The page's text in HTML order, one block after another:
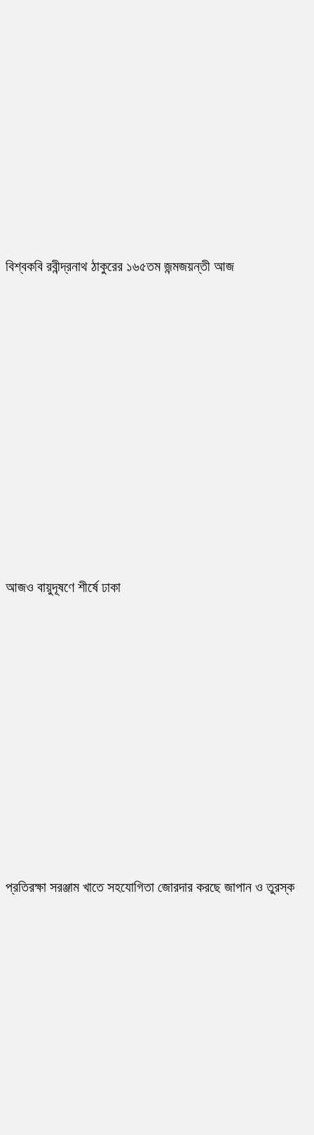
বিশ্বকবি রবীন্দ্রনাথ ঠাকুরের ১৬৫তম জন্মজয়ন্তী আজ
আজও বায়ুদূষণে শীর্ষে ঢাকা
প্রতিরক্ষা সরঞ্জাম খাতে সহযোগিতা জোরদার করছে জাপান ও তুরস্ক